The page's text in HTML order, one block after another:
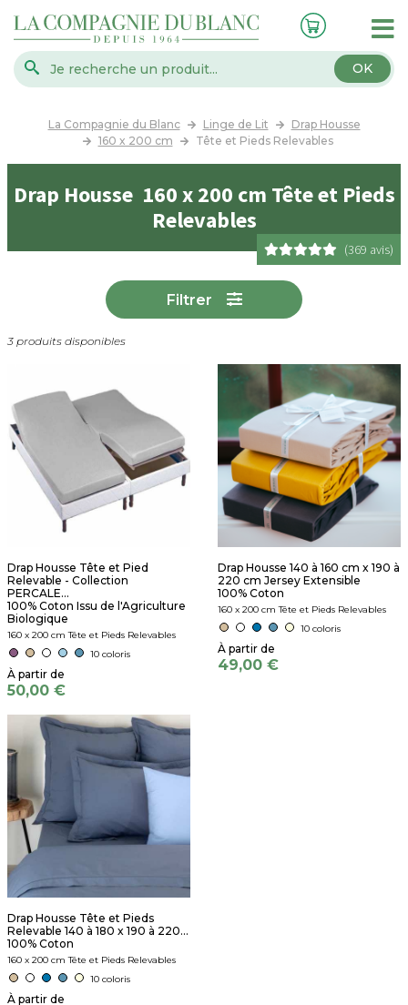
OK
La Compagnie du Blanc Linge de Lit
Drap Housse
160 x 200 cm
Tête et Pieds Relevables
Drap Housse 160 x 200 cm Tête et Pieds
Relevables
(369 avis)
Filtrer
3 produits disponibles
Drap Housse Tête et Pied
Relevable - Collection
PERCALE...
100% Coton Issu de l'Agriculture
Biologique
160 x 200 cm Tête et Pieds Relevables
10 coloris
50,00 €
Drap Housse 140 à 160 cm x 190 à
220 cm Jersey Extensible
100% Coton
160 x 200 cm Tête et Pieds Relevables
10 coloris
49,00 €
Drap Housse Tête et Pieds
Relevable 140 à 180 x 190 à 220...
100% Coton
160 x 200 cm Tête et Pieds Relevables
10 coloris